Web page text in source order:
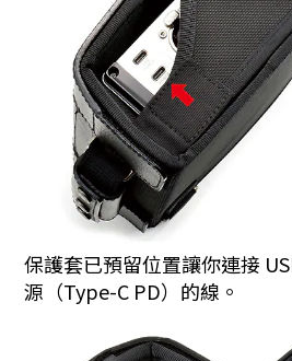
保護套已預留位置讓你連接
源（Type-C PD）的線。